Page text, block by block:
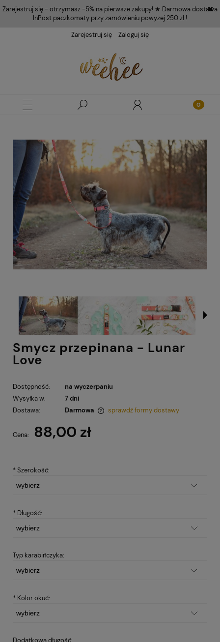
Zarejestruj się - otrzymasz -5% na pierwsze zakupy! ★ Darmowa dostawa
InPost paczkomaty przy zamówieniu powyżej 250 zł !
Zarejestruj się
Zaloguj się
Smycz przepinana - Lunar
Love
Dostępność:
na wyczerpaniu
Wysyłka w:
7 dni
Dostawa:
Darmowa
sprawdź formy dostawy
Cena: 88,00 zł
*Szerokość:
* Długość:
Typ karabińczyka:
* Kolor okuć:
Dodatkowa długość: